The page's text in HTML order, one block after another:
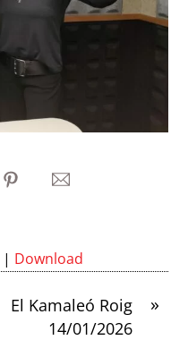
| Download
»
El Kamaleó Roig
14/01/2026